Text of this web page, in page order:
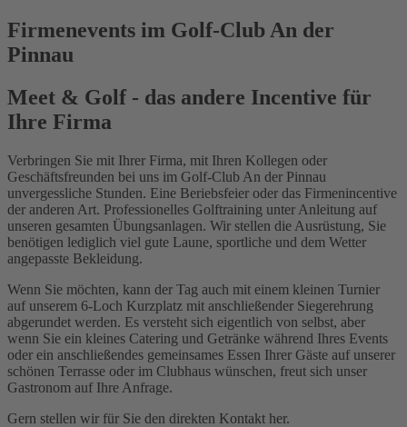
Firmenevents im Golf-Club An der
Pinnau
Meet & Golf - das andere Incentive für
Ihre Firma
Verbringen Sie mit Ihrer Firma, mit Ihren Kollegen oder
Geschäftsfreunden bei uns im Golf-Club An der Pinnau
unvergessliche Stunden. Eine Beriebsfeier oder das Firmenincentive
der anderen Art. Professionelles Golftraining unter Anleitung auf
unseren gesamten Übungsanlagen. Wir stellen die Ausrüstung, Sie
benötigen lediglich viel gute Laune, sportliche und dem Wetter
angepasste Bekleidung.
Wenn Sie möchten, kann der Tag auch mit einem kleinen Turnier
auf unserem 6-Loch Kurzplatz mit anschließender Siegerehrung
abgerundet werden. Es versteht sich eigentlich von selbst, aber
wenn Sie ein kleines Catering und Getränke während Ihres Events
oder ein anschließendes gemeinsames Essen Ihrer Gäste auf unserer
schönen Terrasse oder im Clubhaus wünschen, freut sich unser
Gastronom auf Ihre Anfrage.
Gern stellen wir für Sie den direkten Kontakt her.